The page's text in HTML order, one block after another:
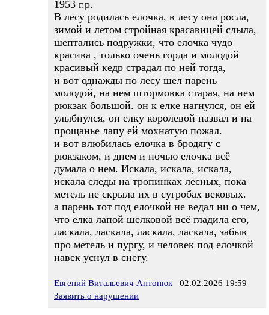
1953 г.р.
В лесу родилась елочка, в лесу она росла,
зимой и летом стройная красавицей слыла,
шептались подружки, что елочка чудо
красива , только очень горда и молодой
красивый кедр страдал по ней тогда,
и вот однажды по лесу шел парень
молодой, на нем штормовка старая, на нем
рюкзак большой. он к елке нагнулся, он ей
улыбнулся, он елку королевой назвал и на
прощанье лапу ей мохнатую пожал.
и вот влюбилась елочка в бродягу с
рюкзаком, и днем и ночью елочка всё
думала о нем. Искала, искала, искала,
искала следы на тропинках лесных, пока
метель не скрыла их в сугробах вековых.
а парень тот под елочкой не ведал ни о чем,
что елка лапой шелковой всё гладила его,
ласкала, ласкала, ласкала, ласкала, забыв
про метель и пургу, и человек под елочкой
навек уснул в снегу.
Евгений Витальевич Антонюк 02.02.2026 19:59
Заявить о нарушении